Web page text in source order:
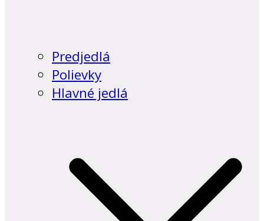
Predjedlá
Polievky
Hlavné jedlá